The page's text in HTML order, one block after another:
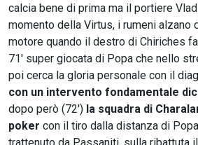
calcia bene di prima ma il portiere
momento della Virtus, i rumeni alzano
motore quando il destro di Chiriches
71' super giocata di Popa che nello
poi cerca la gloria personale con il
con un intervento fondamentale
dopo però (72') la squadra di
poker con il tiro dalla distanza di
trattenuto da Passaniti, sulla ribattuta